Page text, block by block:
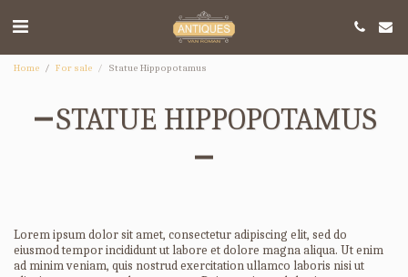
Home For sale Statue Hippopotamus
STATUE HIPPOPOTAMUS
Lorem ipsum dolor sit amet, consectetur adipiscing elit, sed do
eiusmod tempor incididunt ut labore et dolore magna aliqua. Ut enim
ad minim veniam, quis nostrud exercitation ullamco laboris nisi ut